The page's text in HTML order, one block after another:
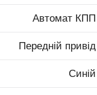
Автомат КПП
Передній привід
Синій